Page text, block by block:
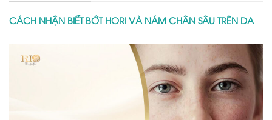
CÁCH NHẬN BIẾT BỚT HORI VÀ NÁM CHÂN SÂU TRÊN DA